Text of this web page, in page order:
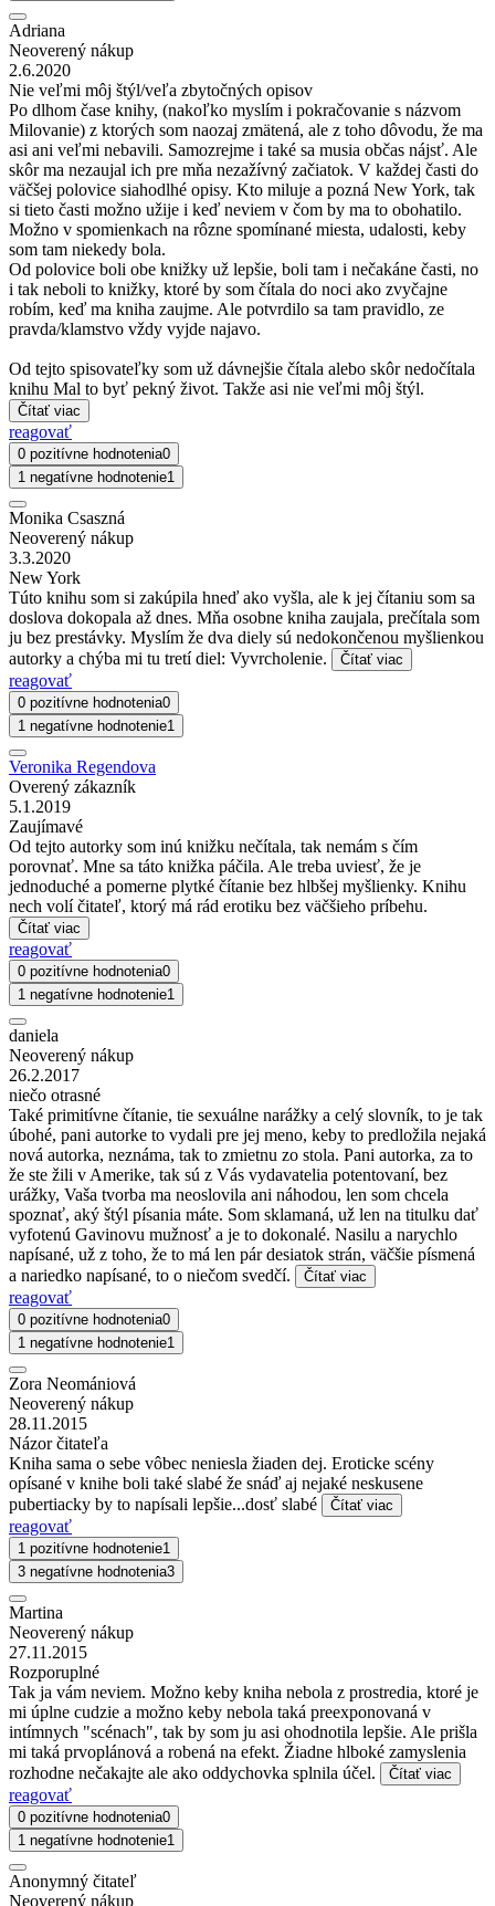
Adriana
Neoverený nákup
2.6.2020
Nie veľmi môj štýl/veľa zbytočných opisov
Po dlhom čase knihy, (nakoľko myslím i pokračovanie s názvom
Milovanie) z ktorých som naozaj zmätená, ale z toho dôvodu, že ma
asi ani veľmi nebavili. Samozrejme i také sa musia občas nájsť. Ale
skôr ma nezaujal ich pre mňa nezažívný začiatok. V každej časti do
väčšej polovice siahodlhé opisy. Kto miluje a pozná New York, tak
si tieto časti možno užije i keď neviem v čom by ma to obohatilo.
Možno v spomienkach na rôzne spomínané miesta, udalosti, keby
som tam niekedy bola.
Od polovice boli obe knižky už lepšie, boli tam i nečakáne časti, no
i tak neboli to knižky, ktoré by som čítala do noci ako zvyčajne
robím, keď ma kniha zaujme. Ale potvrdilo sa tam pravidlo, ze
pravda/klamstvo vždy vyjde najavo.
Od tejto spisovateľky som už dávnejšie čítala alebo skôr nedočítala
knihu Mal to byť pekný život. Takže asi nie veľmi môj štýl.
Čítať viac
reagovať
0 pozitívne hodnotenia0
1 negatívne hodnotenie1
Monika Csaszná
Neoverený nákup
3.3.2020
New York
Túto knihu som si zakúpila hneď ako vyšla, ale k jej čítaniu som sa
doslova dokopala až dnes. Mňa osobne kniha zaujala, prečítala som
ju bez prestávky. Myslím že dva diely sú nedokončenou myšlienkou
autorky a chýba mi tu tretí diel: Vyvrcholenie.
Čítať viac
reagovať
0 pozitívne hodnotenia0
1 negatívne hodnotenie1
Veronika Regendova
Overený zákazník
5.1.2019
Zaujímavé
Od tejto autorky som inú knižku nečítala, tak nemám s čím
porovnať. Mne sa táto knižka páčila. Ale treba uviesť, že je
jednoduché a pomerne plytké čítanie bez hlbšej myšlienky. Knihu
nech volí čitateľ, ktorý má rád erotiku bez väčšieho príbehu.
Čítať viac
reagovať
0 pozitívne hodnotenia0
1 negatívne hodnotenie1
daniela
Neoverený nákup
26.2.2017
niečo otrasné
Také primitívne čítanie, tie sexuálne narážky a celý slovník, to je tak
úbohé, pani autorke to vydali pre jej meno, keby to predložila nejaká
nová autorka, neznáma, tak to zmietnu zo stola. Pani autorka, za to
že ste žili v Amerike, tak sú z Vás vydavatelia potentovaní, bez
urážky, Vaša tvorba ma neoslovila ani náhodou, len som chcela
spoznať, aký štýl písania máte. Som sklamaná, už len na titulku dať
vyfotenú Gavinovu mužnosť a je to dokonalé. Nasilu a narychlo
napísané, už z toho, že to má len pár desiatok strán, väčšie písmená
a nariedko napísané, to o niečom svedčí.
Čítať viac
reagovať
0 pozitívne hodnotenia0
1 negatívne hodnotenie1
Zora Neomániová
Neoverený nákup
28.11.2015
Názor čitateľa
Kniha sama o sebe vôbec neniesla žiaden dej. Eroticke scény
opísané v knihe boli také slabé že snáď aj nejaké neskusene
pubertiacky by to napísali lepšie...dosť slabé
Čítať viac
reagovať
1 pozitívne hodnotenie1
3 negatívne hodnotenia3
Martina
Neoverený nákup
27.11.2015
Rozporuplné
Tak ja vám neviem. Možno keby kniha nebola z prostredia, ktoré je
mi úplne cudzie a možno keby nebola taká preexponovaná v
intímnych "scénach", tak by som ju asi ohodnotila lepšie. Ale prišla
mi taká prvoplánová a robená na efekt. Žiadne hlboké zamyslenia
rozhodne nečakajte ale ako oddychovka splnila účel.
Čítať viac
reagovať
0 pozitívne hodnotenia0
1 negatívne hodnotenie1
Anonymný čitateľ
Neoverený nákup